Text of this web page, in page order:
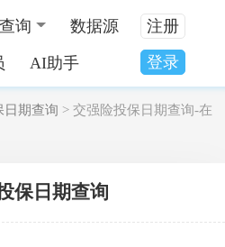
查询 数据源
AI助手
注册
登录
日期查询 > 交强险投保日期查询-在
保日期查询